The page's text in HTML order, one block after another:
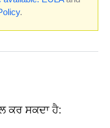
.
ਕਰ ਸਕਦਾ ਹੈ: